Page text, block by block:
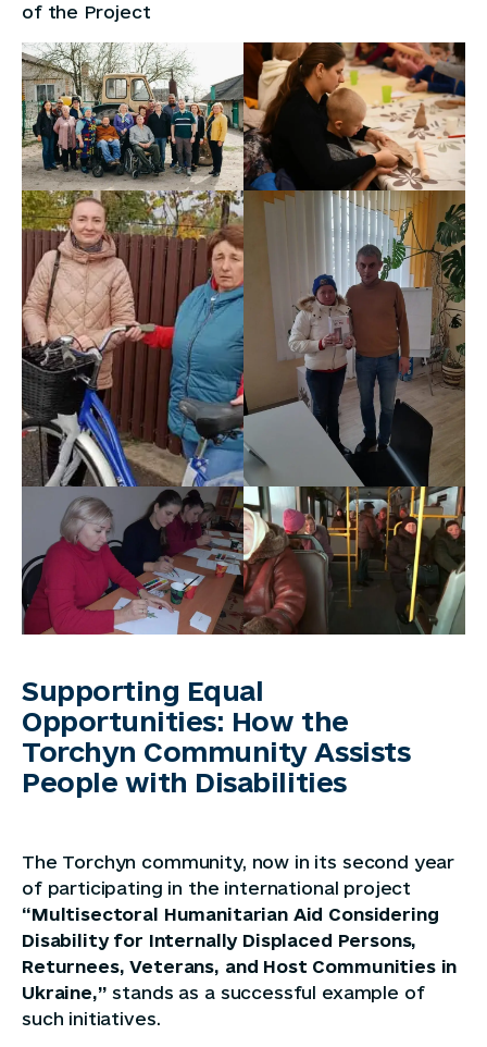
of the Project
Supporting Equal
Opportunities: How the
Torchyn Community Assists
People with Disabilities
The Torchyn community, now in its second year
of participating in the international project
“Multisectoral Humanitarian Aid Considering
Disability for Internally Displaced Persons,
Returnees, Veterans, and Host Communities in
Ukraine,” stands as a successful example of
such initiatives.